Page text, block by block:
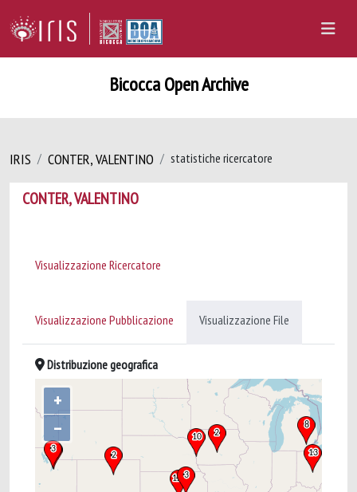
Bicocca Open Archive
IRIS CONTER, VALENTINO statistiche ricercatore
CONTER, VALENTINO
Visualizzazione Ricercatore
Visualizzazione Pubblicazione Visualizzazione File
Distribuzione geografica
+
–